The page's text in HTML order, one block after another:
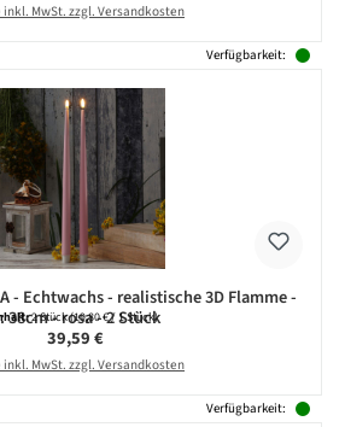
inkl. MwSt. zzgl. Versandkosten
Verfügbarkeit:
- Echtwachs - realistische 3D Flamme -
38cm - rosa - 2 Stück
2 Stück(19,80 € / 1 Stück)
Regulärer Preis:
39,59 €
inkl. MwSt. zzgl. Versandkosten
Verfügbarkeit: